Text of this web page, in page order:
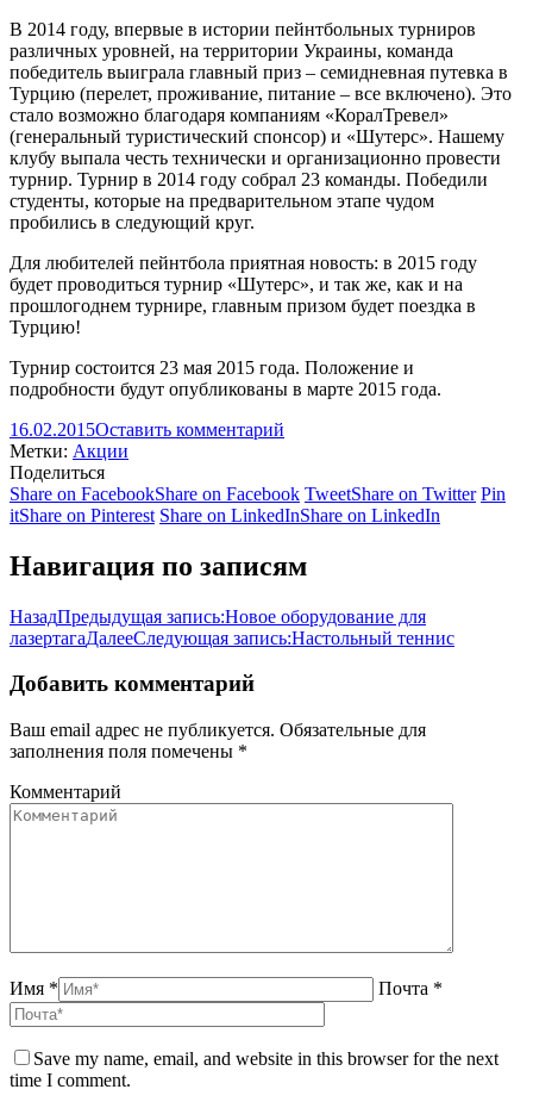
В 2014 году, впервые в истории пейнтбольных турниров
различных уровней, на территории Украины, команда
победитель выиграла главный приз – семидневная путевка в
Турцию (перелет, проживание, питание – все включено). Это
стало возможно благодаря компаниям «КоралТревел»
(генеральный туристический спонсор) и «Шутерс». Нашему
клубу выпала честь технически и организационно провести
турнир. Турнир в 2014 году собрал 23 команды. Победили
студенты, которые на предварительном этапе чудом
пробились в следующий круг.
Для любителей пейнтбола приятная новость: в 2015 году
будет проводиться турнир «Шутерс», и так же, как и на
прошлогоднем турнире, главным призом будет поездка в
Турцию!
Турнир состоится 23 мая 2015 года. Положение и
подробности будут опубликованы в марте 2015 года.
16.02.2015Оставить комментарий
Метки: Акции
Поделиться
Share on FacebookShare on Facebook TweetShare on Twitter Pin
itShare on Pinterest Share on LinkedInShare on LinkedIn
Навигация по записям
НазадПредыдущая запись:Новое оборудование для
лазертагаДалееСледующая запись:Настольный теннис
Добавить комментарий
Ваш email адрес не публикуется. Обязательные для
заполнения поля помечены *
Комментарий
Имя * Почта *
Save my name, email, and website in this browser for the next
time I comment.